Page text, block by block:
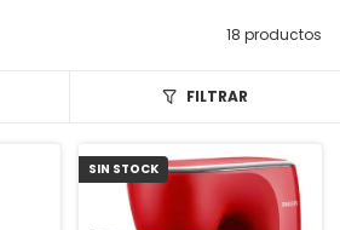
18 productos
FILTRAR
SIN STOCK